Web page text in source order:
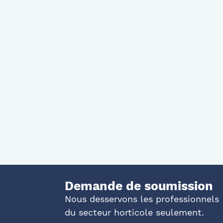
Demande de soumission
Nous desservons les professionnels
du secteur horticole seulement.